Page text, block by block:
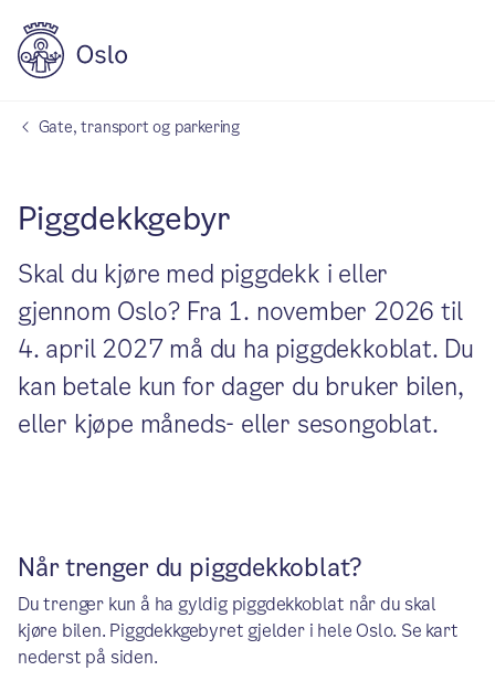
Gate, transport og parkering
Piggdekkgebyr
Skal du kjøre med piggdekk i eller
gjennom Oslo? Fra 1. november 2026 til
4. april 2027 må du ha piggdekkoblat. Du
kan betale kun for dager du bruker bilen,
eller kjøpe måneds- eller sesongoblat.
Når trenger du piggdekkoblat?
Du trenger kun å ha gyldig piggdekkoblat når du skal
kjøre bilen. Piggdekkgebyret gjelder i hele Oslo. Se kart
nederst på siden.